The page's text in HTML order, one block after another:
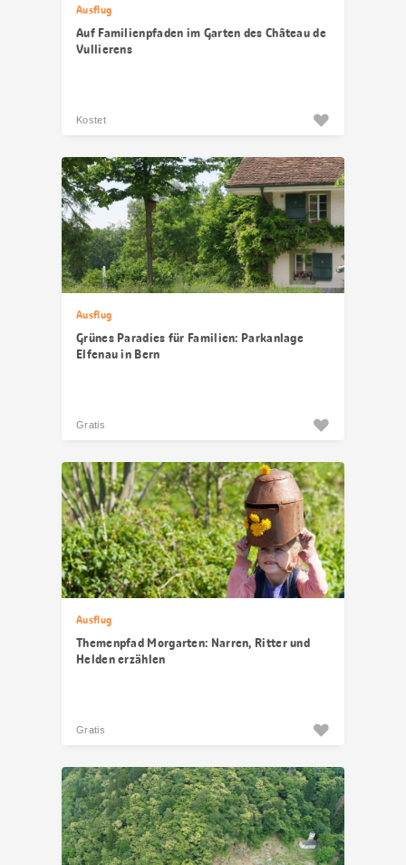
Ausflug
Auf Familienpfaden im Garten des Château de
Vullierens
Kostet
Ausflug
Grünes Paradies für Familien: Parkanlage
Elfenau in Bern
Gratis
Ausflug
Themenpfad Morgarten: Narren, Ritter und
Helden erzählen
Gratis